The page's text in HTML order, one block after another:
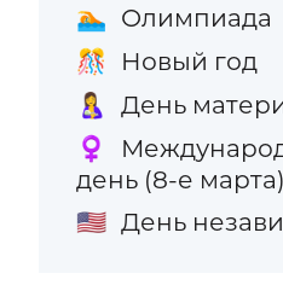
🏊 Олимпиада
🎊 Новый год
🤱 День
♀️
день (8-е марта)
🇺🇸 День